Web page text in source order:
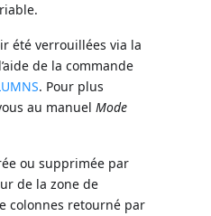
été verrouillées via la
de la commande
. Pour plus
au manuelMode
ou supprimée par
de la zone de
colonnes retourné par